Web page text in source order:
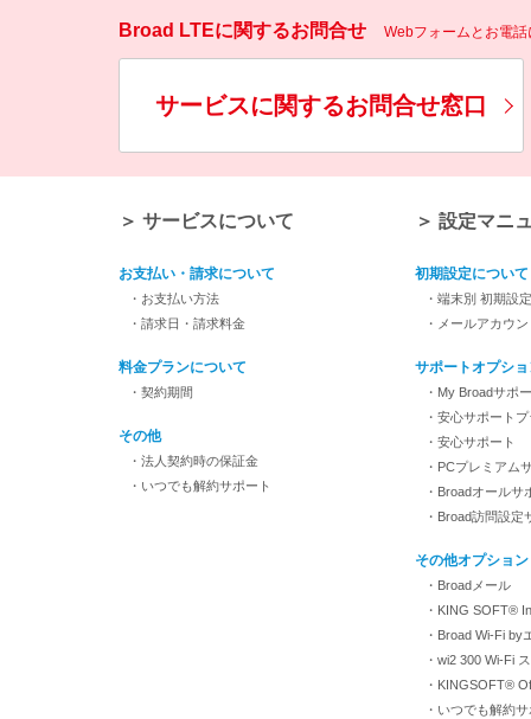
Broad LTEに関するお問合せ Webフォームとお電
サービスに関するお問合せ窓口
＞ サービスについて
お支払い・請求について
・お支払い方法
・請求日・請求料金
料金プランについて
・契約期間
その他
・法人契約時の保証金
・いつでも解約サポート
＞ 設定マニ
初期設定について
・端末別 初期設定
・メールアカウ
サポートオプシ
・My Broadサポ
・安心サポート
・安心サポート
・PCプレミアム
・Broadオールサ
・Broad訪問設定
その他オプション
・Broadメール
・KING SOFT®
・Broad Wi-Fi by
・wi2 300 Wi-Fi
・KINGSOFT®
・いつでも解約